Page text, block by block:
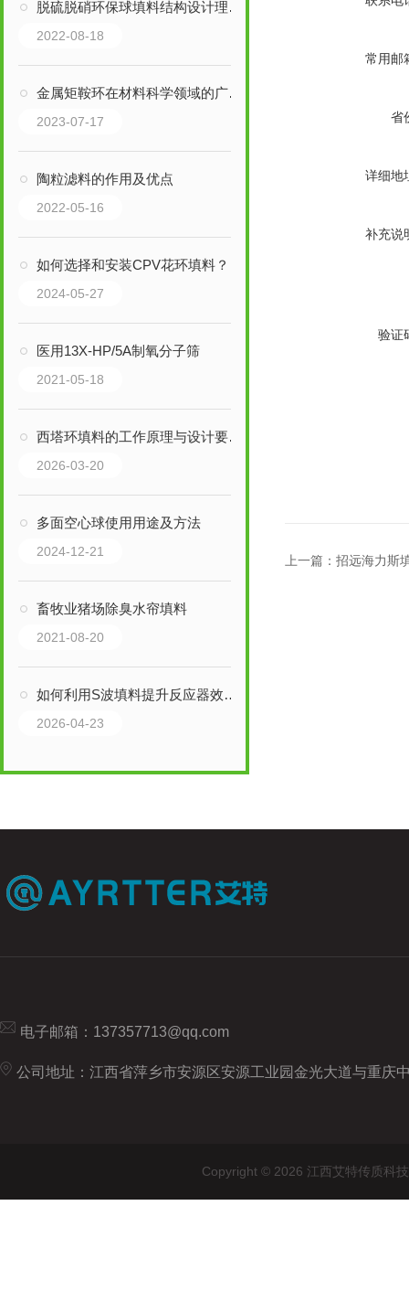
脱硫脱硝环保球填料结构设计理念和结构特点是什么
2022-08-18
金属矩鞍环在材料科学领域的广泛应用
2023-07-17
陶粒滤料的作用及优点
2022-05-16
如何选择和安装CPV花环填料？
2024-05-27
医用13X-HP/5A制氧分子筛
2021-05-18
西塔环填料的工作原理与设计要点说明
2026-03-20
多面空心球使用用途及方法
2024-12-21
畜牧业猪场除臭水帘填料
2021-08-20
如何利用S波填料提升反应器效率？
2026-04-23
常用邮
省
详细地
补充说
验证
上一篇： 招远海力斯
电子邮箱： 137357713@qq.com
公司地址：江西省萍乡市安源区安源工业园金光大道与重庆
Copyright © 2026 江西艾特传质科